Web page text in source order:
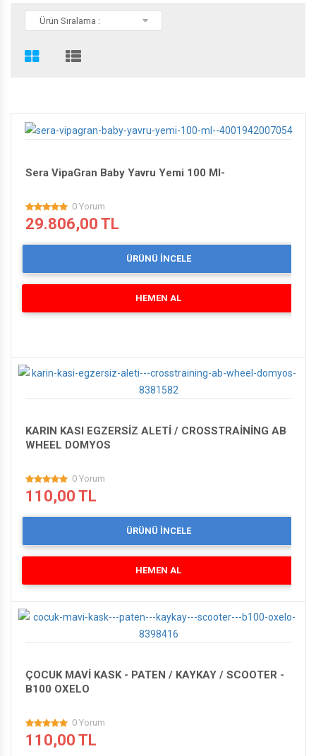
PHİLİPS'DEN 200 TL HEDİYE ÇEKİ
Ürün Sıralama :
Sera VipaGran Baby Yavru Yemi 100 Ml-
0 Yorum
29.806,00 TL
ÜRÜNÜ İNCELE
HEMEN AL
KARIN KASI EGZERSİZ ALETİ / CROSSTRAİNİNG AB
WHEEL DOMYOS
0 Yorum
110,00 TL
ÜRÜNÜ İNCELE
HEMEN AL
ÇOCUK MAVİ KASK - PATEN / KAYKAY / SCOOTER -
B100 OXELO
0 Yorum
110,00 TL